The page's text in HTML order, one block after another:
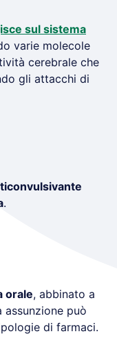
sul sistema
varie molecole
cerebrale che
gli attacchi di
.
orale, abbinato a
assunzione può
di farmaci.